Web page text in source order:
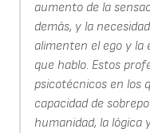
aumento de la
demás, y la
alimenten el ego y la
que hablo. Estos
psicotécnicos en los
capacidad de
humanidad, la lógica